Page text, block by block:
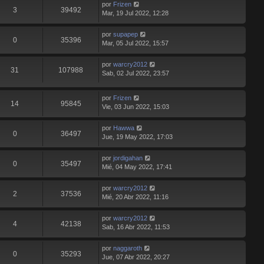
3 39492
por Frizen
Mar, 19 Jul 2022, 12:28
0 35396
por supapep
Mar, 05 Jul 2022, 15:57
31 107988
por warcry2012
Sab, 02 Jul 2022, 23:57
14 95845
por Frizen
Vie, 03 Jun 2022, 15:03
0 36497
por Hawwa
Jue, 19 May 2022, 17:03
0 35497
por jordigahan
Mié, 04 May 2022, 17:41
2 37536
por warcry2012
Mié, 20 Abr 2022, 11:16
4 42138
por warcry2012
Sab, 16 Abr 2022, 11:53
0 35293
por naggaroth
Jue, 07 Abr 2022, 20:27